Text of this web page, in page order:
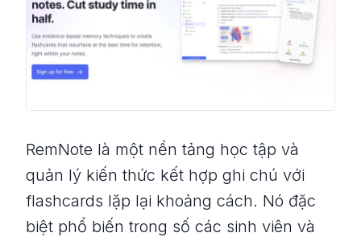
RemNote là một nền tảng học tập và
quản lý kiến thức kết hợp ghi chú với
flashcards lặp lại khoảng cách. Nó đặc
biệt phổ biến trong số các sinh viên và